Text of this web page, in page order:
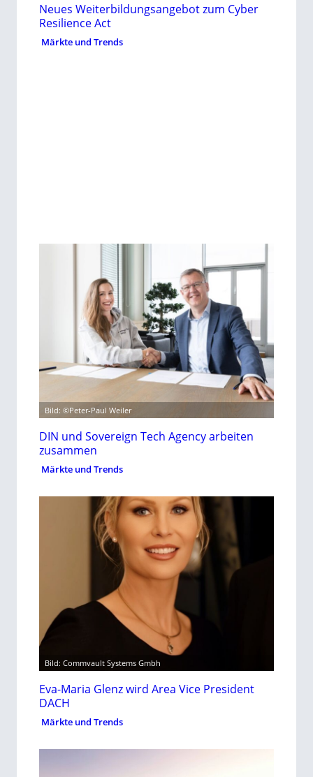
Neues Weiterbildungsangebot zum Cyber
Resilience Act
Märkte und Trends
Bild: ©Peter-Paul Weiler
DIN und Sovereign Tech Agency arbeiten
zusammen
Märkte und Trends
Bild: Commvault Systems Gmbh
Eva-Maria Glenz wird Area Vice President
DACH
Märkte und Trends